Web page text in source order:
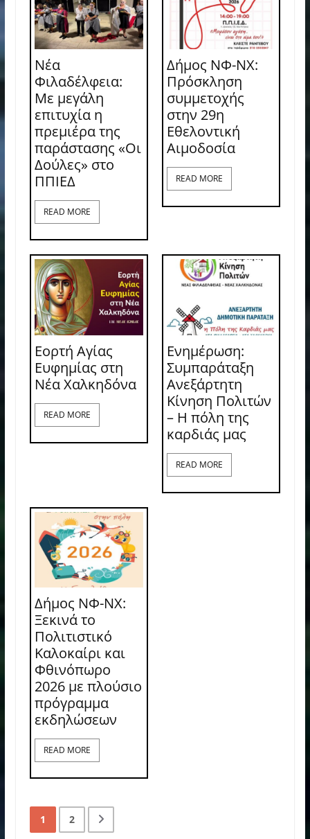
Νέα
Φιλαδέλφεια:
Με μεγάλη
επιτυχία η
πρεμιέρα της
παράστασης «Οι
Δούλες» στο
ΠΠΙΕΔ
READ MORE
Δήμος ΝΦ-ΝΧ:
Πρόσκληση
συμμετοχής
στην 29η
Εθελοντική
Αιμοδοσία
READ MORE
Εορτή Αγίας
Ευφημίας στη
Νέα Χαλκηδόνα
READ MORE
Ενημέρωση:
Συμπαράταξη
Ανεξάρτητη
Κίνηση Πολιτών
– Η πόλη της
καρδιάς μας
READ MORE
Δήμος ΝΦ-ΝΧ:
Ξεκινά το
Πολιτιστικό
Καλοκαίρι και
Φθινόπωρο
2026 με πλούσιο
πρόγραμμα
εκδηλώσεων
READ MORE
1 2